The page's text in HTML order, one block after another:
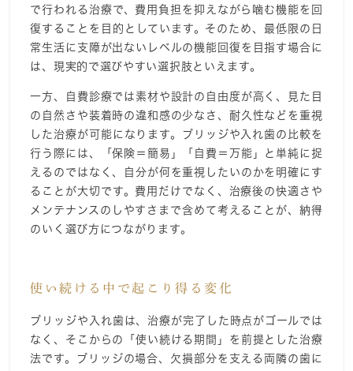
で行われる治療で、費用負担を抑えながら噛む機能を回
復することを目的としています。そのため、最低限の日
常生活に支障が出ないレベルの機能回復を目指す場合に
は、現実的で選びやすい選択肢といえます。
一方、自費診療では素材や設計の自由度が高く、見た目
の自然さや装着時の違和感の少なさ、耐久性などを重視
した治療が可能になります。ブリッジや入れ歯の比較を
行う際には、「保険＝簡易」「自費＝万能」と単純に捉
えるのではなく、自分が何を重視したいのかを明確にす
ることが大切です。費用だけでなく、治療後の快適さや
メンテナンスのしやすさまで含めて考えることが、納得
のいく選び方につながります。
使い続ける中で起こり得る変化
ブリッジや入れ歯は、治療が完了した時点がゴールでは
なく、そこからの「使い続ける期間」を前提とした治療
法です。ブリッジの場合、欠損部分を支える両隣の歯に